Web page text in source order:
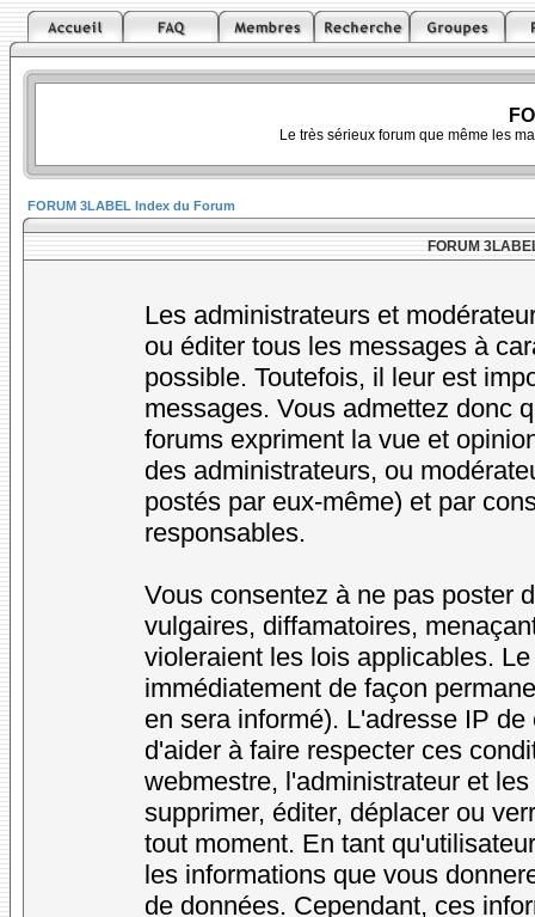
Le très sérieux forum que même les
FORUM 3LABEL Index du Forum
FORUM
Les administrateurs et
ou éditer tous les messages à
possible. Toutefois, il leur est
messages. Vous admettez donc
forums expriment la vue et
des administrateurs, ou
postés par eux-même) et par
responsables.
Vous consentez à ne pas poster
vulgaires, diffamatoires,
violeraient les lois applicables.
immédiatement de façon
en sera informé). L'adresse IP
d'aider à faire respecter ces
webmestre, l'administrateur et
supprimer, éditer, déplacer ou
tout moment. En tant
les informations que vous
de données. Cependant, ces